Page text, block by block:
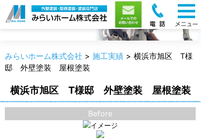
施工実績
みらいホーム株式会社 > 施工実績 > 横浜市旭区 T様
邸 外壁塗装 屋根塗装
横浜市旭区 T様邸 外壁塗装 屋根塗装
Before